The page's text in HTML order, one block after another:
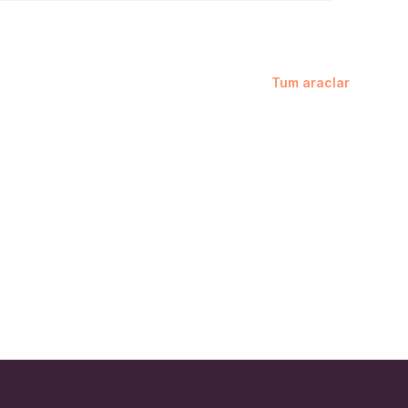
Tum araclar